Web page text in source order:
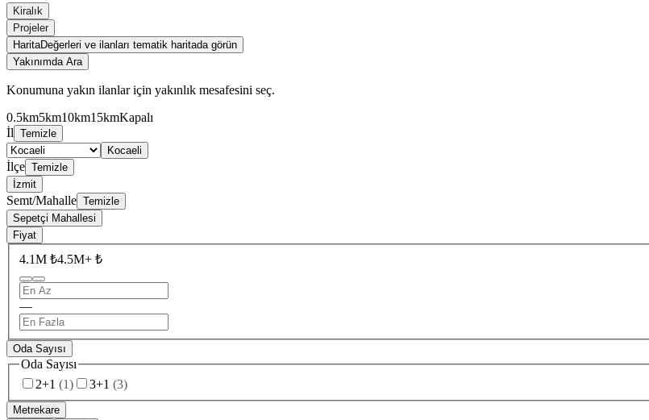
Kiralık
Projeler
HaritaDeğerleri ve ilanları tematik haritada görün
Yakınımda Ara
Konumuna yakın ilanlar için yakınlık mesafesini seç.
0.5km5km10km15kmKapalı
İl Temizle
Kocaeli
İlçe Temizle
İzmit
Semt/Mahalle Temizle
Sepetçi Mahallesi
Fiyat
4.1M ₺4.5M+ ₺
—
Oda Sayısı
Oda Sayısı
2+1 (1) 3+1 (3)
Metrekare